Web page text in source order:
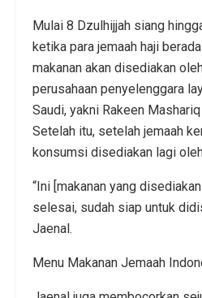
Mulai 8 Dzulhijjah siang
ketika para jemaah haji
makanan akan disediakan
perusahaan penyelenggara
Saudi, yakni Rakeen
Setelah itu, setelah jemaah
konsumsi disediakan lagi
“Ini [makanan yang
selesai, sudah siap untuk
Jaenal.
Menu Makanan Jemaah